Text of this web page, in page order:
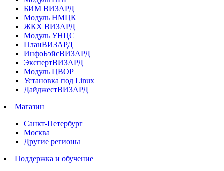
БИМ ВИЗАРД
Модуль НМЦК
ЖКХ ВИЗАРД
Модуль УНЦС
ПланВИЗАРД
ИнфоБэйсВИЗАРД
ЭкспертВИЗАРД
Модуль ЦВОР
Установка под Linux
ДайджестВИЗАРД
Магазин
Санкт-Петербург
Москва
Другие регионы
Поддержка и обучение